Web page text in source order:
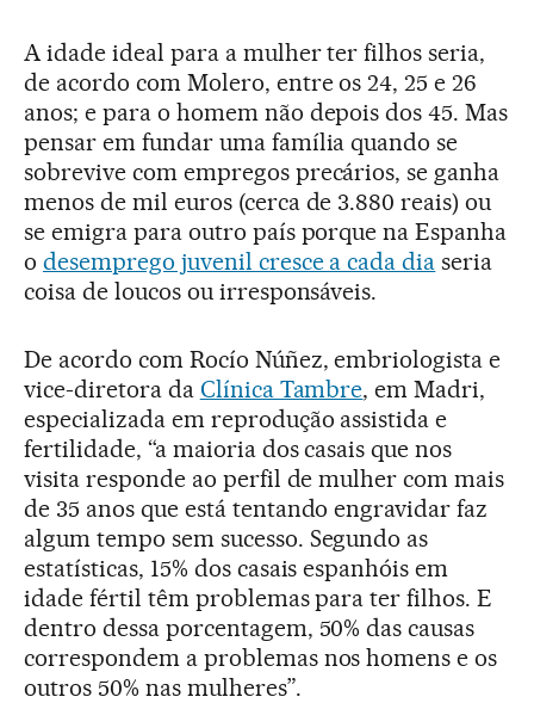
A idade ideal para a mulher ter filhos seria,
de acordo com Molero, entre os 24, 25 e 26
anos; e para o homem não depois dos 45. Mas
pensar em fundar uma família quando se
sobrevive com empregos precários, se ganha
menos de mil euros (cerca de 3.880 reais) ou
se emigra para outro país porque na Espanha
o desemprego juvenil cresce a cada dia seria
coisa de loucos ou irresponsáveis.
De acordo com Rocío Núñez, embriologista e
vice-diretora da Clínica Tambre, em Madri,
especializada em reprodução assistida e
fertilidade, “a maioria dos casais que nos
visita responde ao perfil de mulher com mais
de 35 anos que está tentando engravidar faz
algum tempo sem sucesso. Segundo as
estatísticas, 15% dos casais espanhóis em
idade fértil têm problemas para ter filhos. E
dentro dessa porcentagem, 50% das causas
correspondem a problemas nos homens e os
outros 50% nas mulheres”.